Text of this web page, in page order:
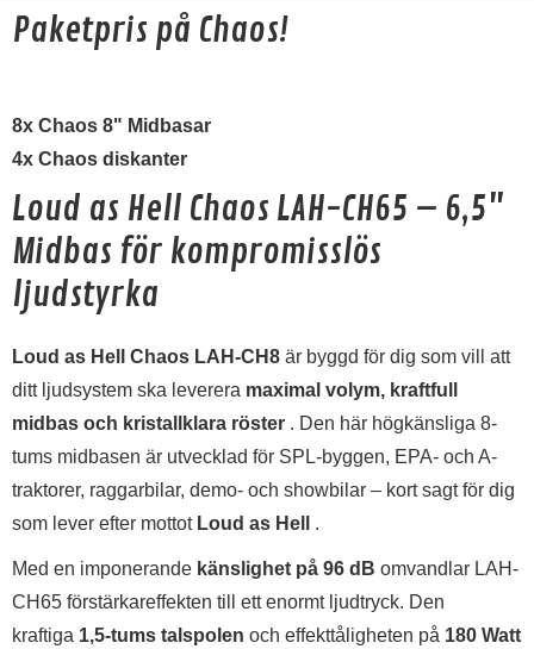
Paketpris på Chaos!
8x Chaos 8" Midbasar
4x Chaos diskanter
Loud as Hell Chaos LAH-CH65 – 6,5"
Midbas för kompromisslös
ljudstyrka
Loud as Hell Chaos LAH-CH8 är byggd för dig som vill att
ditt ljudsystem ska leverera maximal volym, kraftfull
midbas och kristallklara röster . Den här högkänsliga 8-
tums midbasen är utvecklad för SPL-byggen, EPA- och A-
traktorer, raggarbilar, demo- och showbilar – kort sagt för dig
som lever efter mottot Loud as Hell .
Med en imponerande känslighet på 96 dB omvandlar LAH-
CH65 förstärkareffekten till ett enormt ljudtryck. Den
kraftiga 1,5-tums talspolen och effekttåligheten på 180 Watt